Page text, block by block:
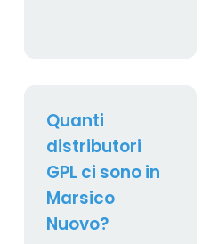
Quanti
distributori
GPL ci sono in
Marsico
Nuovo?